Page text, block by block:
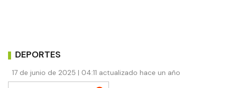
DEPORTES
17 de junio de 2025 | 04:11 actualizado hace un año